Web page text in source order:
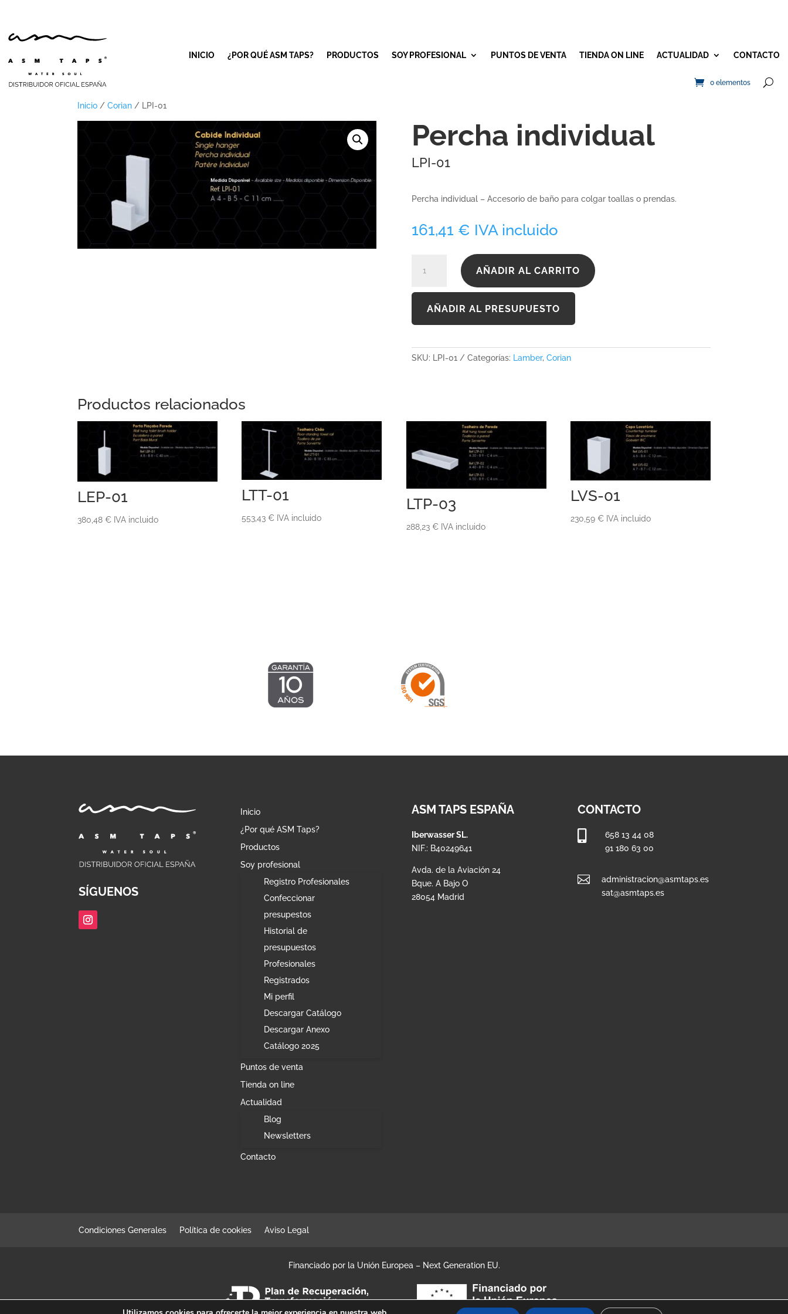
INICIO ¿POR QUÉ ASM TAPS? PRODUCTOS SOY PROFESIONAL PUNTOS DE VENTA TIENDA ON LINE ACTUALIDAD CONTACTO
0 elementos
Inicio / Corian / LPI-01
Percha individual
LPI-01
Percha individual – Accesorio de baño para colgar toallas o prendas.
161,41 € IVA incluido
AÑADIR AL CARRITO
AÑADIR AL PRESUPUESTO
SKU: LPI-01 Categorías: Lamber, Corian
Productos relacionados
LEP-01
380,48 € IVA incluido
LTT-01
553,43€ IVA incluido
LTP-03
288,23 € IVA incluido
LVS-01
230,59 € IVA incluido
SÍGUENOS
Inicio
¿Por qué ASM Taps?
Productos
Soy profesional
Registro Profesionales
Confeccionar
presupestos
Historial de
presupuestos
Profesionales
Registrados
Mi perfil
Descargar Catálogo
Descargar Anexo
Catálogo 2025
Puntos de venta
Tienda on line
Actualidad
Blog
Newsletters
Contacto
ASM TAPS ESPAÑA
Iberwasser SL.
NIF.: B40249641
Avda. de la Aviación 24
Bque. A Bajo O
28054 Madrid
CONTACTO

658 13 44 08
91 180 63 00

administracion@asmtaps.es
sat@asmtaps.es
Condiciones Generales Política de cookies Aviso Legal
Financiado por la Unión Europea – Next Generation EU.